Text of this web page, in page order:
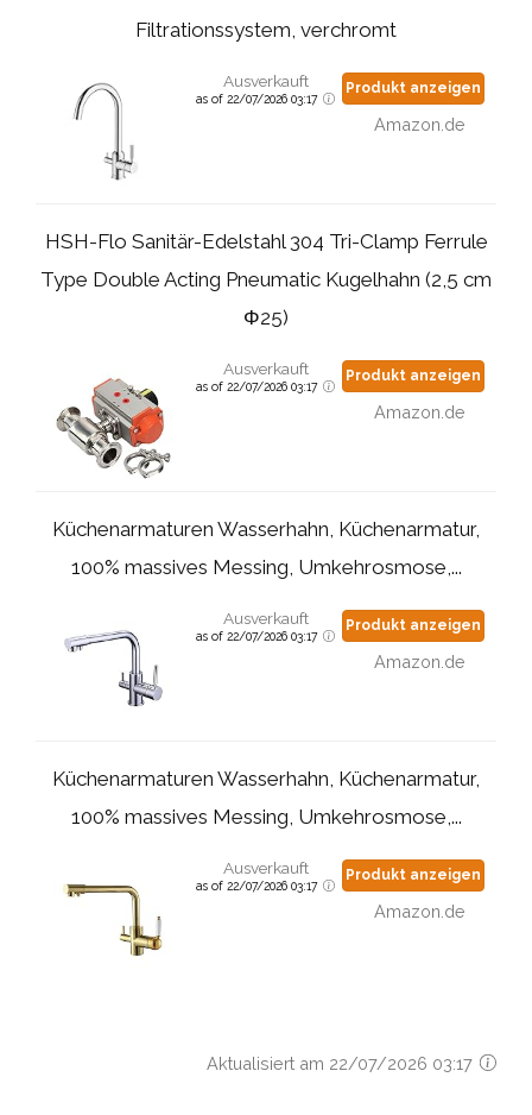
Filtrationssystem, verchromt
Ausverkauft
as of 22/07/2026 03:17
Produkt anzeigen
Amazon.de
HSH-Flo Sanitär-Edelstahl 304 Tri-Clamp Ferrule
Type Double Acting Pneumatic Kugelhahn (2,5 cm
Φ25)
Ausverkauft
as of 22/07/2026 03:17
Produkt anzeigen
Amazon.de
Küchenarmaturen Wasserhahn, Küchenarmatur,
100% massives Messing, Umkehrosmose,...
Ausverkauft
as of 22/07/2026 03:17
Produkt anzeigen
Amazon.de
Küchenarmaturen Wasserhahn, Küchenarmatur,
100% massives Messing, Umkehrosmose,...
Ausverkauft
as of 22/07/2026 03:17
Produkt anzeigen
Amazon.de
Aktualisiert am 22/07/2026 03:17